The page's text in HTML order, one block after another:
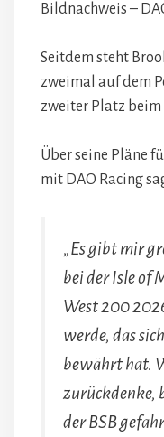
Bildnachweis –
Seitdem steht
zweimal auf dem
zweiter Platz beim
Über seine Pläne
mit DAO Racing
„Es gibt mir
bei der Isle of
West 200
werde, das
bewährt hat.
zurückdenke,
der BSB